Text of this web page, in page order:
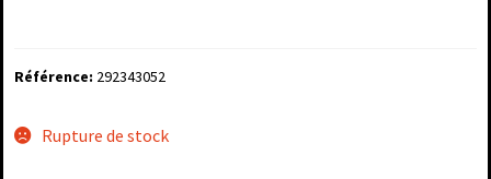
Référence: 292343052
Rupture de stock